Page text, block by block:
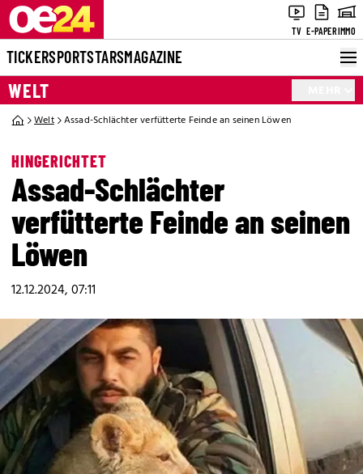
TV E-PAPERIMMO
TICKERSPORTSTARSMAGAZINE
WELT
Welt Assad-Schlächter verfütterte Feinde an seinen Löwen
HINGERICHTET
Assad-Schlächter
verfütterte Feinde an seinen
Löwen
12.12.2024, 07:11